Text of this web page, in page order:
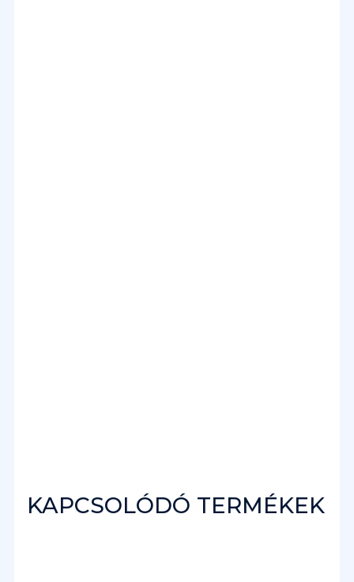
KAPCSOLÓDÓ TERMÉKEK